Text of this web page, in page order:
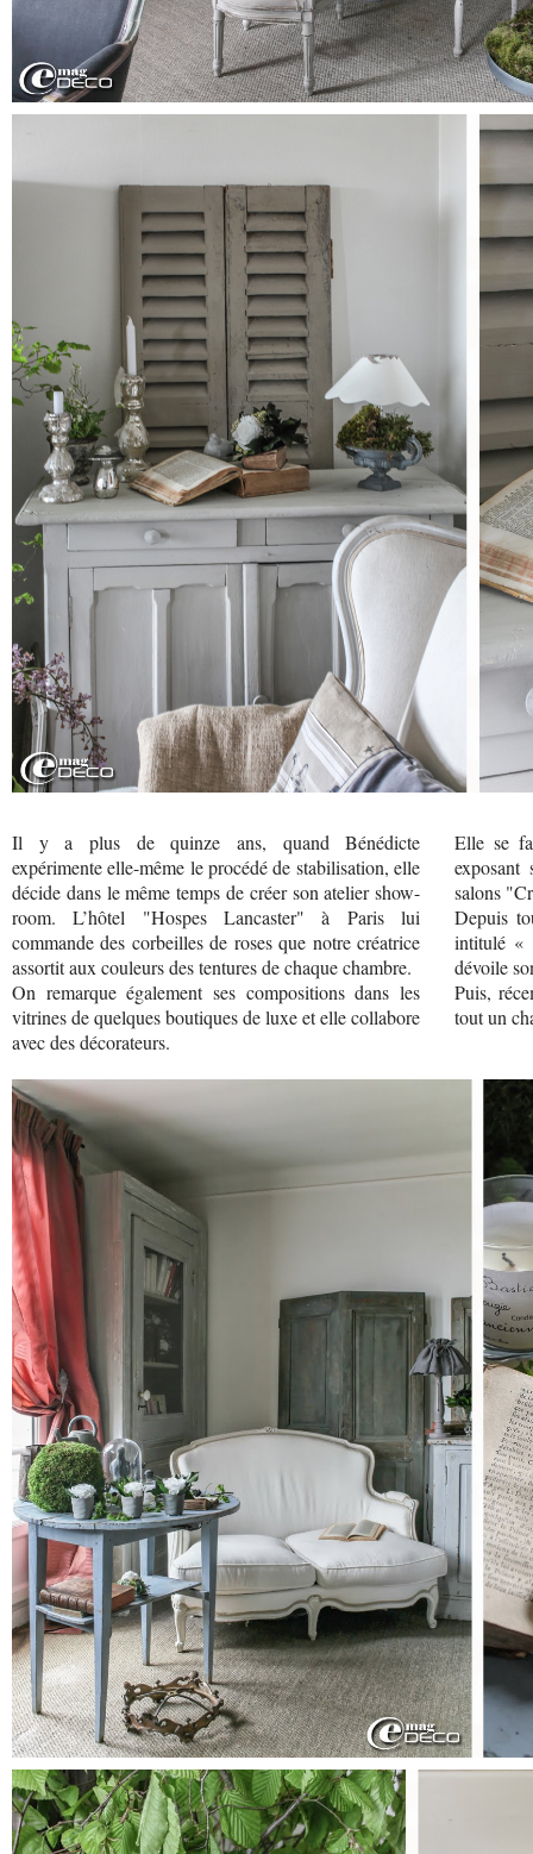
Il y a plus de quinze ans, quand Bénédicte
expérimente elle-même le procédé de stabilisation, elle
décide dans le même temps de créer son atelier show-
room. L’hôtel "Hospes Lancaster" à Paris lui
commande des corbeilles de roses que notre créatrice
assortit aux couleurs des tentures de chaque chambre.
On remarque également ses compositions dans les
vitrines de quelques boutiques de luxe et elle collabore
avec des décorateurs.
Elle se
salons
Depuis
intitulé «
dévoile
Puis,
tout un